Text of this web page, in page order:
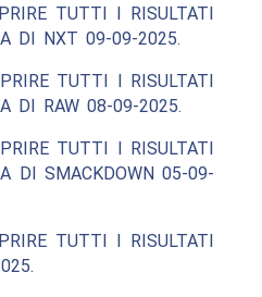
TUTTI I RISULTATI
DI NXT 09-09-2025.
TUTTI I RISULTATI
DI RAW 08-09-2025.
TUTTI I RISULTATI
DI SMACKDOWN 05-09-
TUTTI I RISULTATI